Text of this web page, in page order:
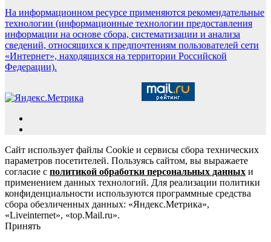
На информационном ресурсе применяются рекомендательные
технологии (информационные технологии предоставления
информации на основе сбора, систематизации и анализа
сведений, относящихся к предпочтениям пользователей сети
«Интернет», находящихся на территории Российской
Федерации).
Сайт использует файлы Cookie и сервисы сбора технических
параметров посетителей. Пользуясь сайтом, вы выражаете
согласие с политикой обработки персональных данных и
применением данных технологий. Для реализации политики
конфиденциальности используются программные средства
сбора обезличенных данных: «Яндекс.Метрика»,
«Liveinternet», «top.Mail.ru».
Принять